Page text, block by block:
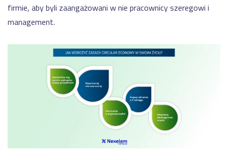
firmie, aby byli zaangażowani w nie pracownicy szeregowi i
management.